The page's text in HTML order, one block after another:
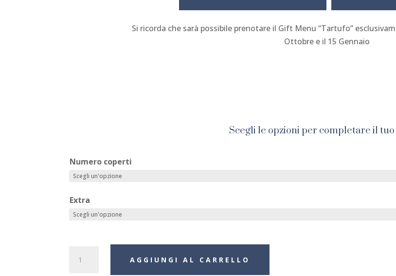
Si ricorda che sarà possibile prenotare il Gift Menu “Tartufo”
Ottobre e il 15 Gennaio
Scegli le opzioni per completare il
Numero coperti
Extra
Menu
AGGIUNGI AL CARRELLO